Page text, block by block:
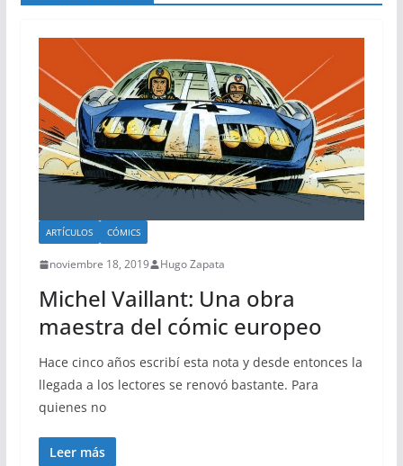
ARTÍCULOS CÓMICS
noviembre 18, 2019 Hugo Zapata
Michel Vaillant: Una obra
maestra del cómic europeo
Hace cinco años escribí esta nota y desde entonces la
llegada a los lectores se renovó bastante. Para
quienes no
Leer más